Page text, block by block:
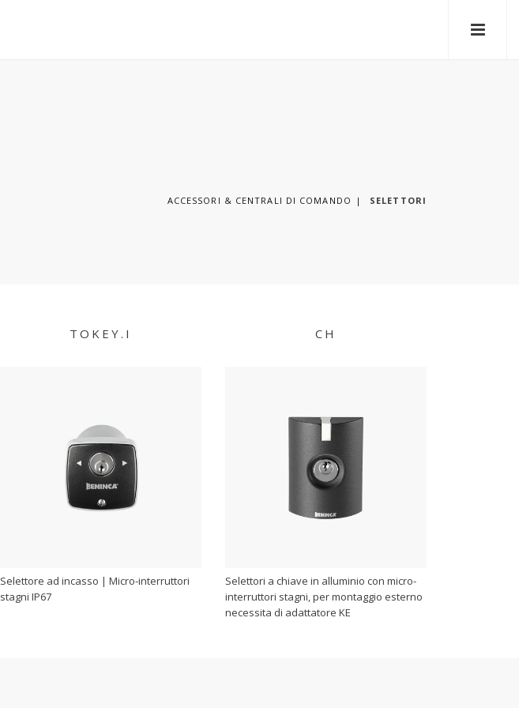
ACCESSORI & CENTRALI DI COMANDO SELETTORI
TOKEY.I
Selettore ad incasso | Micro-interruttori
stagni IP67
CH
Selettori a chiave in alluminio con micro-
interruttori stagni, per montaggio esterno
necessita di adattatore KE